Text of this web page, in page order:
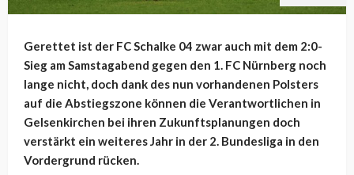
Gerettet ist der FC Schalke 04 zwar auch mit dem 2:0-
Sieg am Samstagabend gegen den 1. FC Nürnberg noch
lange nicht, doch dank des nun vorhandenen Polsters
auf die Abstiegszone können die Verantwortlichen in
Gelsenkirchen bei ihren Zukunftsplanungen doch
verstärkt ein weiteres Jahr in der 2. Bundesliga in den
Vordergrund rücken.